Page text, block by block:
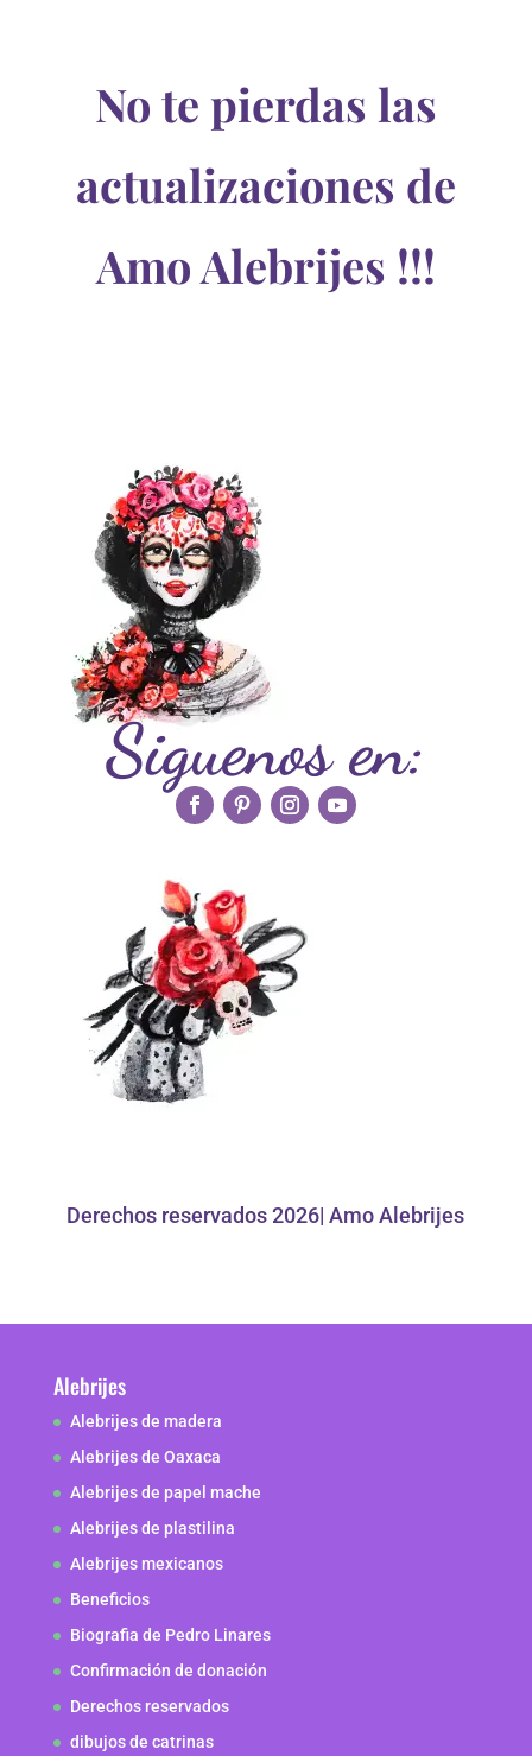
No te pierdas las
actualizaciones de
Amo Alebrijes !!!
Siguenos en:
Derechos reservados 2026| Amo Alebrijes
Alebrijes
Alebrijes de madera
Alebrijes de Oaxaca
Alebrijes de papel mache
Alebrijes de plastilina
Alebrijes mexicanos
Beneficios
Biografia de Pedro Linares
Confirmación de donación
Derechos reservados
dibujos de catrinas